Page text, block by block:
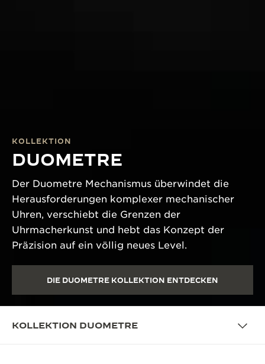
KOLLEKTION
DUOMETRE
Der Duometre Mechanismus überwindet die
Herausforderungen komplexer mechanischer
Uhren, verschiebt die Grenzen der
Uhrmacherkunst und hebt das Konzept der
Präzision auf ein völlig neues Level.
DIE DUOMETRE KOLLEKTION ENTDECKEN
KOLLEKTION DUOMETRE